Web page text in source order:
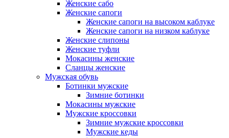
Женские сабо
Женские сапоги
Женские сапоги на высоком каблуке
Женские сапоги на низком каблуке
Женские слипоны
Женские туфли
Мокасины женские
Сланцы женские
Мужская обувь
Ботинки мужские
Зимние ботинки
Мокасины мужские
Мужские кроссовки
Зимние мужские кроссовки
Мужские кеды